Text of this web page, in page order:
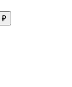
₽